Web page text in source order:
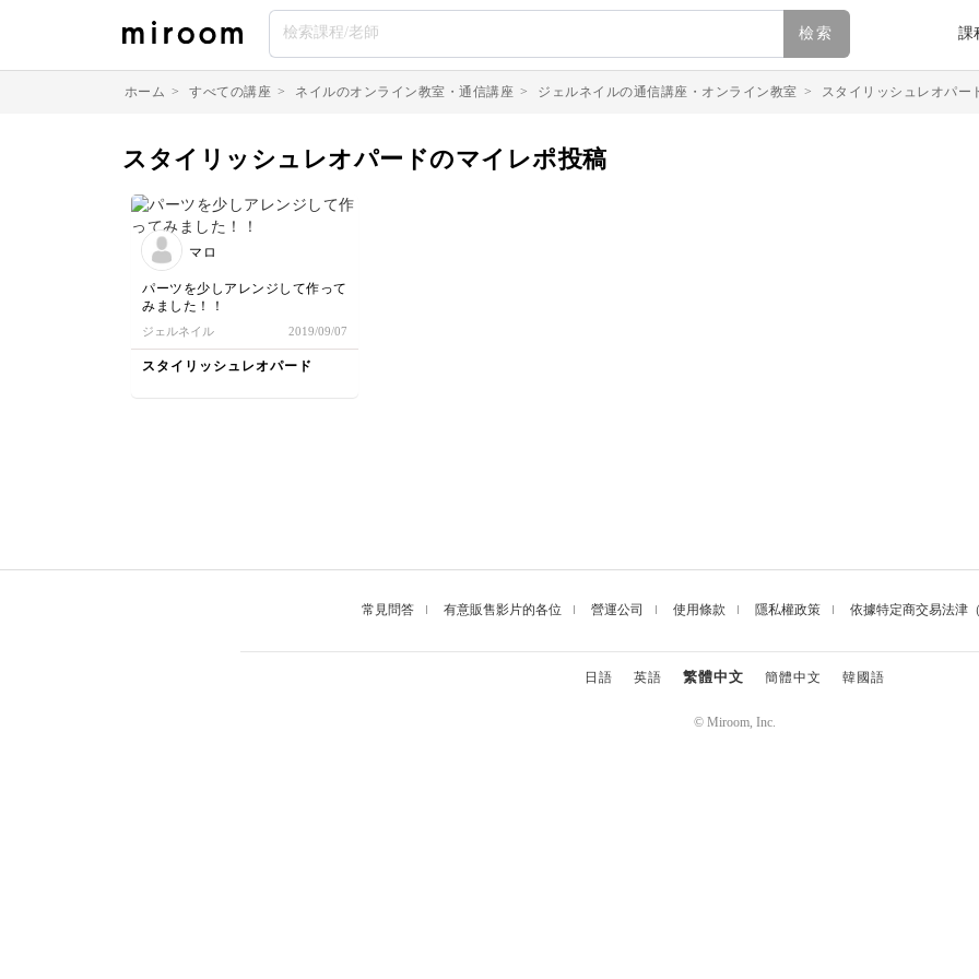
檢索 課
ホーム > すべての講座 > ネイルのオンライン教室・通信講座 > ジェルネイルの通信講座・オンライン教室 > スタイリッシュレオパー
スタイリッシュレオパードのマイレポ投稿
マロ
パーツを少しアレンジして作って
みました！！
ジェルネイル 2019/09/07
スタイリッシュレオパード
常見問答 有意販售影片的各位 營運公司 使用條款 隱私權政策 依據特定商交易法津
日語 英語 繁體中文 簡體中文 韓國語
© Miroom, Inc.